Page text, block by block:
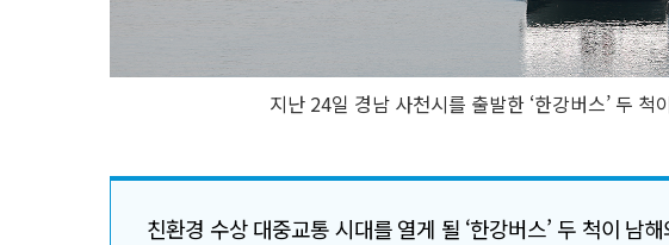
지난 24일 경남 사천시를 출발한 ‘한강버스’ 두
친환경 수상 대중교통 시대를 열게 될 ‘한강버스’ 두 척이 남